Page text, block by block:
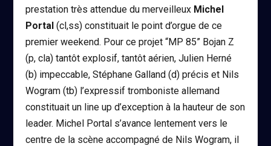
prestation très attendue du merveilleux Michel
Portal (cl,ss) constituait le point d’orgue de ce
premier weekend. Pour ce projet “MP 85” Bojan Z
(p, cla) tantôt explosif, tantôt aérien, Julien Herné
(b) impeccable, Stéphane Galland (d) précis et Nils
Wogram (tb) l’expressif tromboniste allemand
constituait un line up d’exception à la hauteur de son
leader. Michel Portal s’avance lentement vers le
centre de la scène accompagné de Nils Wogram, il